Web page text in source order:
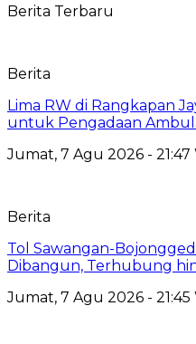
Berita Terbaru
Berita
Lima RW di Rangkapan
untuk Pengadaan
Jumat, 7 Agu 2026 - 21:47
Berita
Tol Sawangan-
Dibangun, Terhubung
Jumat, 7 Agu 2026 - 21:45